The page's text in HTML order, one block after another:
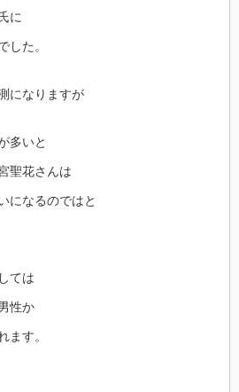
に
した。
になりますが
多いと
聖花さんは
になるのではと
ては
性か
ます。